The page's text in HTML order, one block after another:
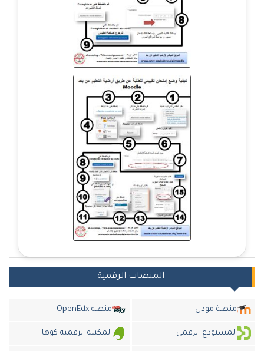
المنصات الرقمية
منصة مودل منصة OpenEdx
المستودع الرقمي المكتبة الرقمية كوها